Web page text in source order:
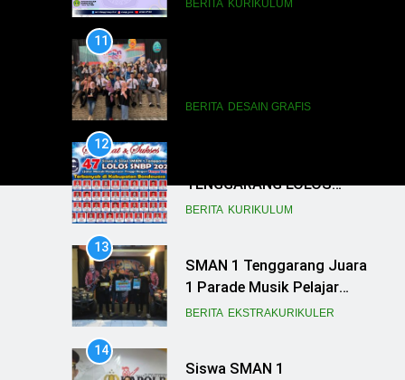
BERITA KURIKULUM
11
KABUPATEN
BERITA DESAIN GRAFIS
12
TENGGARANG LOLOS
SNBP 2023, SEKOLAH
BERITA KURIKULUM
13
SMAN 1 Tenggarang Juara
1 Parade Musik Pelajar
Bondowoso
BERITA EKSTRAKURIKULER
14
Siswa SMAN 1